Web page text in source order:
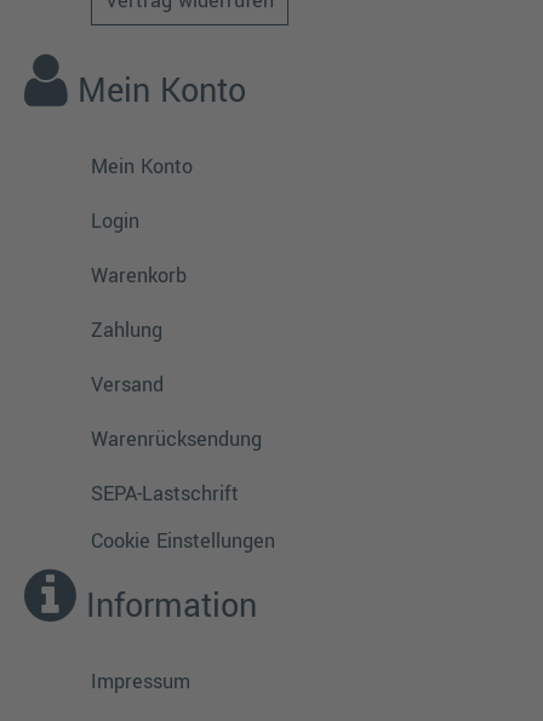
Mein Konto
Mein Konto
Login
Warenkorb
Zahlung
Versand
Warenrücksendung
SEPA-Lastschrift
Cookie Einstellungen
Information
Impressum